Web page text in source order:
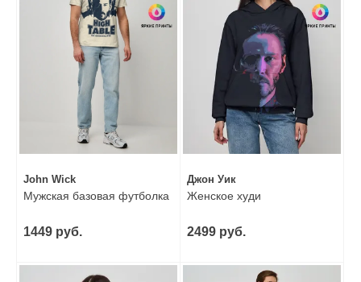
John Wick
Мужская базовая футболка
1449 руб.
Джон Уик
Женское худи
2499 руб.